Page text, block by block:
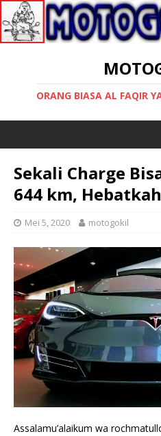
ORANG BIASA AL FAQIR
Sekali Charge
644 km,
Mei 5, 2020 motogokil
Assalamu’alaikum wa